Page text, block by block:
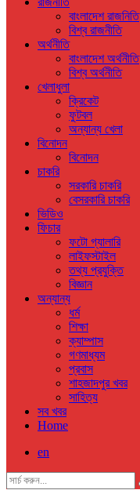
বাংলাদেশ রাজনিতি
বিশ্ব রাজনীতি
অর্থনীতি
বাংলাদেশ অর্থনীতি
বিশ্ব অর্থনীতি
খেলাধুলা
ক্রিকেট
ফুটবল
অন্যান্য খেলা
বিনোদন
বিনোদন
চাকরি
সরকারি চাকরি
বেসরকারি চাকরি
ভিডিও
ফিচার
ফটো গ্যালারি
লাইফস্টাইল
তথ্য প্রযুক্তি
বিজ্ঞান
অন্যান্য
ধর্ম
শিক্ষা
ক্যাম্পাস
গণমাধ্যম
প্রবাস
শাহজাদপুর খবর
সাহিত্য
সব খবর
Home
en